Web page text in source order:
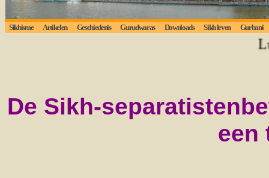
Sikhisme Artikelen Geschiedenis Gurudwaras Downloads Sikh leven Gurbani
De Sikh-
een